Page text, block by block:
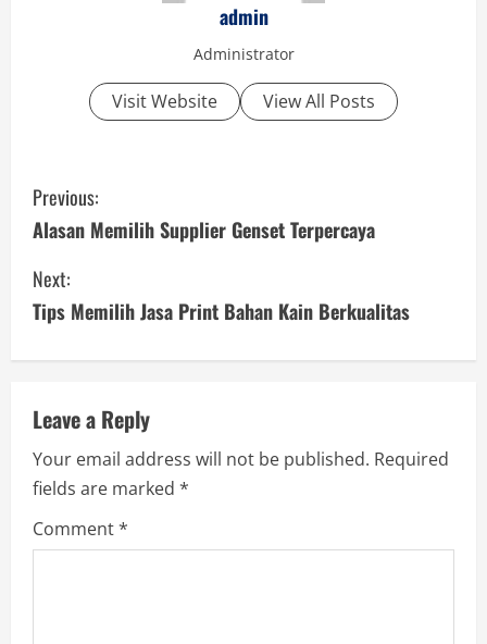
admin
Administrator
Visit Website View All Posts
C
o
n
t
i
n
u
e
R
Previous:
Alasan Memilih Supplier Genset Terpercaya
Next:
Tips Memilih Jasa Print Bahan Kain Berkualitas
Leave a Reply
Your email address will not be published. Required
fields are marked *
Comment*